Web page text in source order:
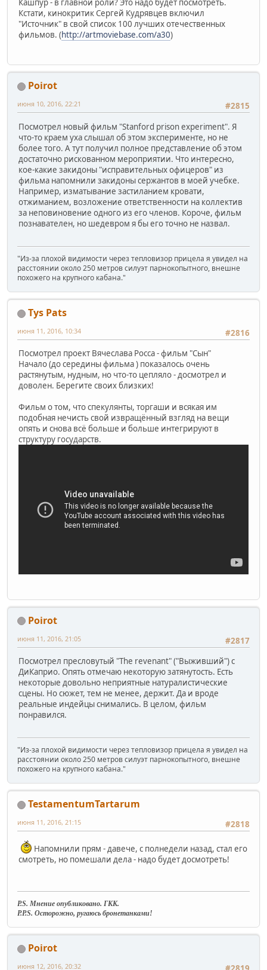
Кашпур - в главной роли? Это надо будет посмотреть.
Кстати, кинокритик Сергей Кудрявцев включил
"Источник" в свой список 100 лучших отечественных
фильмов. (http://artmoviebase.com/a30)
Poirot
#2815
июня 10, 2016, 22:21
Посмотрел новый фильм "Stanford prison experiment". Я
что-то краем уха слышал об этом эксперименте, но не
более того. А тут получил полное представление об этом
достаточно рискованном мероприятии. Что интересно,
кое-какие закидоны "исправительных офицеров" из
фильма напомнили закидоны сержантов в моей учебке.
Например, изматывание застиланием кровати,
отжиманием, возложение ответственности на коллектив
за неповиновение одного из его членов. Короче, фильм
познавателен, но шедевром я бы его точно не назвал.
"Из-за плохой видимости через тепловизор прицела я увидел на
расстоянии около 250 метров силуэт парнокопытного, внешне
похожего на крупного кабана."
Tys Pats
#2816
июня 11, 2016, 10:34
Посмотрел проект Вячеслава Росса - фильм "Сын"
Начало (до середины фильма ) показалось очень
растянутым, нудным, но что-то цепляло - досмотрел и
доволен. Берегите своих близких!
Фильм о том, что спекулянты, торгаши и всякая им
подобная нечисть свой извращённый взгляд на вещи
опять и снова всё больше и больше интегрируют в
структуру государств.
Poirot
#2817
июня 11, 2016, 21:05
Посмотрел пресловутый "The revenant" ("Выживший") с
ДиКаприо. Опять отмечаю некоторую затянутость. Есть
некоторые довольно неприятные натуралистические
сцены. Но сюжет, тем не менее, держит. Да и вроде
реальные индейцы снимались. В целом, фильм
понравился.
"Из-за плохой видимости через тепловизор прицела я увидел на
расстоянии около 250 метров силуэт парнокопытного, внешне
похожего на крупного кабана."
TestamentumTartarum
#2818
июня 11, 2016, 21:15
Напомнили прям - давече, с полнедели назад, стал его
смотреть, но помешали дела - надо будет досмотреть!
P.S. Мнение опубликовано. ГКК.
P.P.S. Осторожно, ругаюсь бронетанками!
Poirot
июня 12, 2016, 20:32